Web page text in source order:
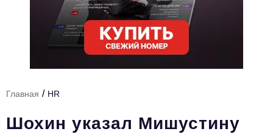
Регулирование
Премия "Тульский Бизнес"
История тульского предпринимательства
Тема номера
Главная / HR
Шохин указал Мишустину